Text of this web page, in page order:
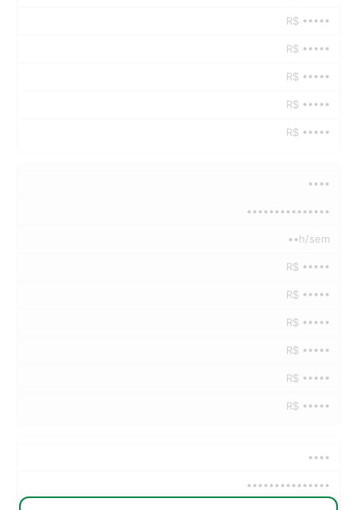
R$ •••••
R$ •••••
R$ •••••
R$ •••••
R$ •••••
••••
•••••••••••••••
••h/sem
R$ •••••
R$ •••••
R$ •••••
R$ •••••
R$ •••••
R$ •••••
••••
•••••••••••••••